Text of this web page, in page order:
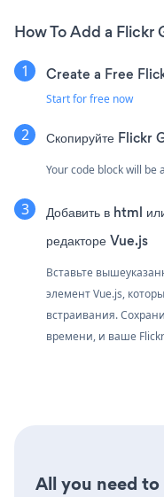
How To Add a Flickr
Create a Free
Start for free now
Скопируйте Flickr
Your code block will be
Добавить в html
редакторе Vue.js
Вставьте
элемент Vue.js,
встраивания.
времени, и ваше
All you need